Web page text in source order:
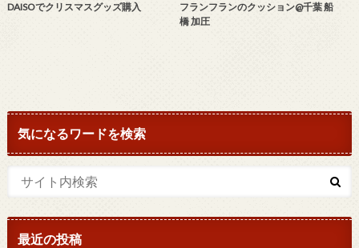
DAISOでクリスマスグッズ購入
フランフランのクッション@千葉 船
橋 加圧
気になるワードを検索
最近の投稿